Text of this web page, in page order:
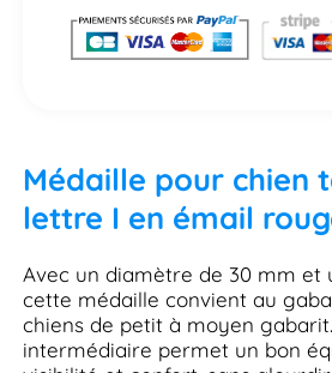
Médaille pour chien
lettre I en émail
Avec un diamètre de 30 mm et
cette médaille convient au
chiens de petit à moyen
intermédiaire permet un bon